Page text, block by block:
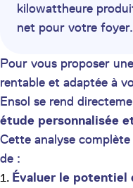
kilowattheure
net pour votre foyer.
Pour vous proposer
rentable et adaptée à
Ensol se rend
étude personnalisée
Cette analyse
de :
Évaluer le potentiel